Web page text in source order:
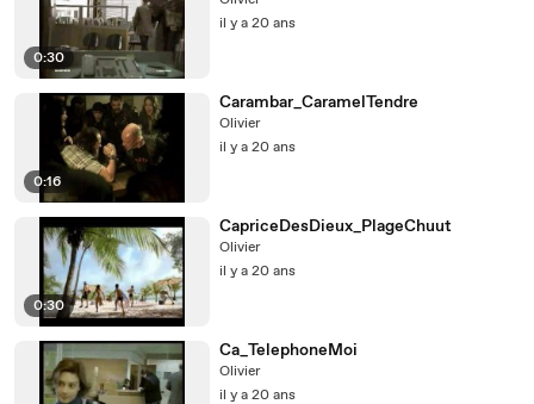
0:30
il y a 20 ans
0:16
Carambar_CaramelTendre
Olivier
il y a 20 ans
0:30
CapriceDesDieux_PlageChuut
Olivier
il y a 20 ans
Ca_TelephoneMoi
Olivier
il y a 20 ans